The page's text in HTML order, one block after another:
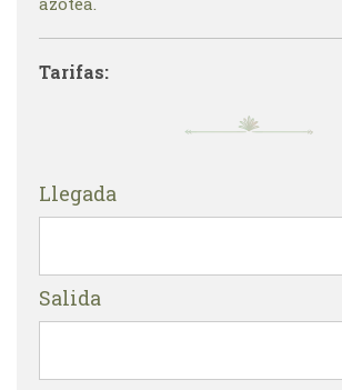
Tarifas:
Llegada
Salida